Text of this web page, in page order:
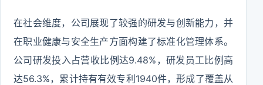
在社会维度，公司展现了较强的研发与创新能力，并
在职业健康与安全生产方面构建了标准化管理体系。
公司研发投入占营收比例达9.48%，研发员工比例高
达56.3%，累计持有有效专利1940件，形成了覆盖从